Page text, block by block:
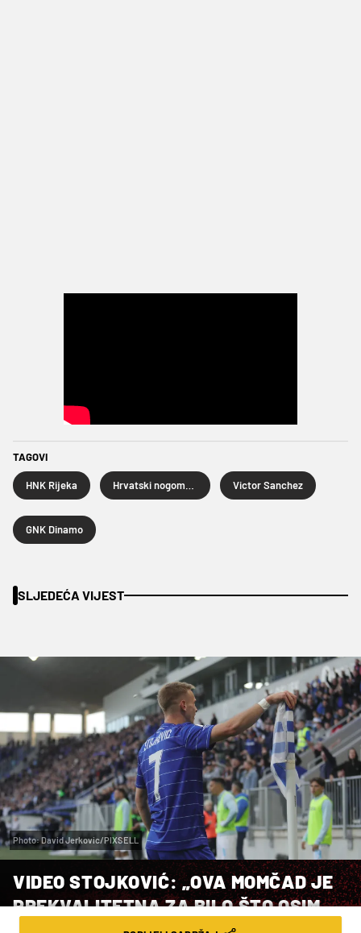
TAGOVI
HNK Rijeka Victor Sanchez
GNK Dinamo
SLJEDEĆA VIJEST
Photo: David Jerkovic/PIXSELL
VIDEO STOJKOVIĆ: „OVA MOMČAD JE
PREKVALITETNA ZA BILO ŠTO OSIM